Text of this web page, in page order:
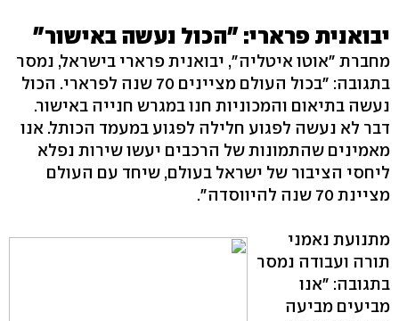
יבואנית פרארי: "הכול נעשה באישור"
מחברת "אוטו איטליה", יבואנית פרארי בישראל, נמסר
בתגובה: "בכול העולם מציינים 70 שנה לפרארי. הכול
נעשה בתיאום והמכוניות חנו במגרש חנייה באישור.
דבר לא נעשה לפגוע חלילה לפגוע במעמד הכותל. אנו
מאמינים שהתמונות של הרכבים יעשו שירות נפלא
ליחסי הציבור של ישראל בעולם, שיחד עם העולם
מציינת 70 שנה להיווסדה".
מתנועת נאמני
תורה ועבודה נמסר
בתגובה: "אנו
מביעים מביעה